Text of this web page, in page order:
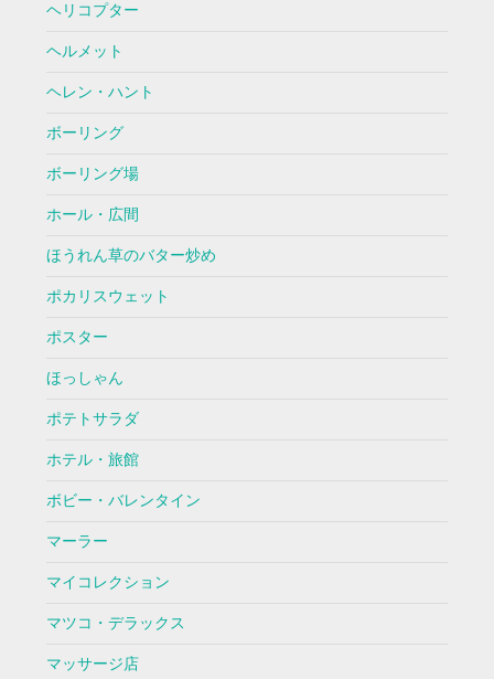
ヘリコプター
ヘルメット
ヘレン・ハント
ボーリング
ボーリング場
ホール・広間
ほうれん草のバター炒め
ポカリスウェット
ポスター
ほっしゃん
ポテトサラダ
ホテル・旅館
ボビー・バレンタイン
マーラー
マイコレクション
マツコ・デラックス
マッサージ店